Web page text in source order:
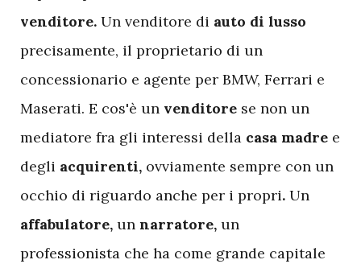
venditore. Un venditore di auto di lusso
precisamente, il proprietario di un
concessionario e agente per BMW, Ferrari e
Maserati. E cos'è un venditore se non un
mediatore fra gli interessi della casa madre e
degli acquirenti, ovviamente sempre con un
occhio di riguardo anche per i propri. Un
affabulatore, un narratore, un
professionista che ha come grande capitale